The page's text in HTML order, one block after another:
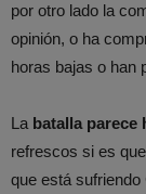
por otro lado la
opinión, o ha
horas bajas o han
La batalla parece
refrescos si es
que está